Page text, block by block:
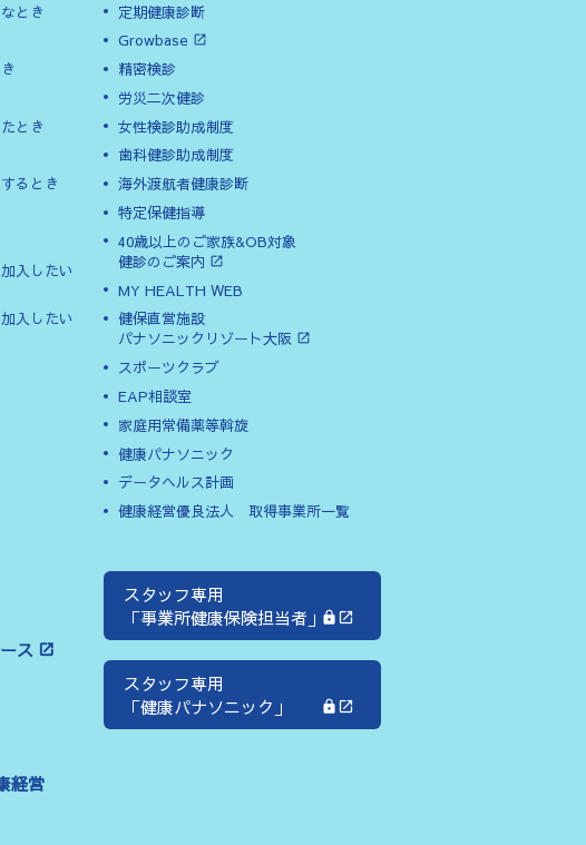
とき
とき
るとき
入したい
入したい
ス
経営
定期健康診断
Growbase
精密検診
労災二次健診
女性検診助成制度
歯科健診助成制度
海外渡航者健康診断
特定保健指導
40歳以上のご家族&OB対象
健診のご案内
MY HEALTH WEB
健保直営施設
パナソニックリゾート大阪
スポーツクラブ
EAP相談室
家庭用常備薬等斡旋
健康パナソニック
データヘルス計画
健康経営優良法人 取得事業所一覧
スタッフ専用
「事業所健康保険担当者」
スタッフ専用
「健康パナソニック」